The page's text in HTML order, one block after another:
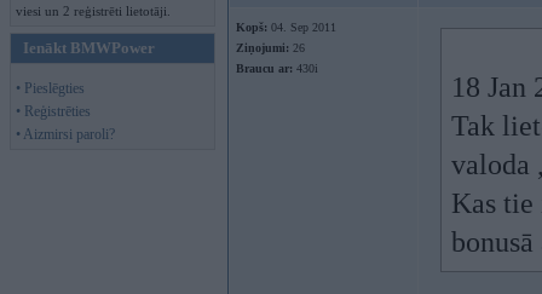
viesi un 2 reģistrēti lietotāji.
Ienākt BMWPower
• Pieslēgties
• Reģistrēties
• Aizmirsi paroli?
Kopš: 04. Sep 2011
Ziņojumi: 26
Braucu ar: 430i
18 Jan
Tak
valoda
Kas tie